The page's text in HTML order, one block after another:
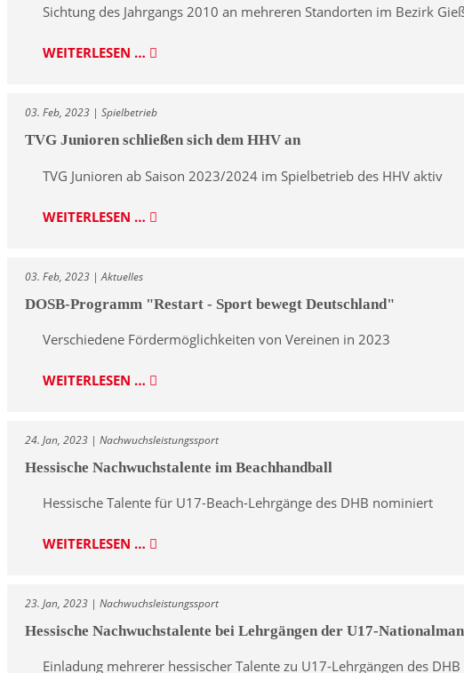
Sichtung des Jahrgangs 2010 an mehreren Standorten im Bezirk
WEITERLESEN …
03. Feb, 2023 | Spielbetrieb
TVG Junioren schließen sich dem HHV an
TVG Junioren ab Saison 2023/2024 im Spielbetrieb des HHV aktiv
WEITERLESEN …
03. Feb, 2023 | Aktuelles
DOSB-Programm "Restart - Sport bewegt Deutschland"
Verschiedene Fördermöglichkeiten von Vereinen in 2023
WEITERLESEN …
24. Jan, 2023 | Nachwuchsleistungssport
Hessische Nachwuchstalente im Beachhandball
Hessische Talente für U17-Beach-Lehrgänge des DHB nominiert
WEITERLESEN …
23. Jan, 2023 | Nachwuchsleistungssport
Hessische Nachwuchstalente bei Lehrgängen der U17-
Einladung mehrerer hessischer Talente zu U17-Lehrgängen des DHB